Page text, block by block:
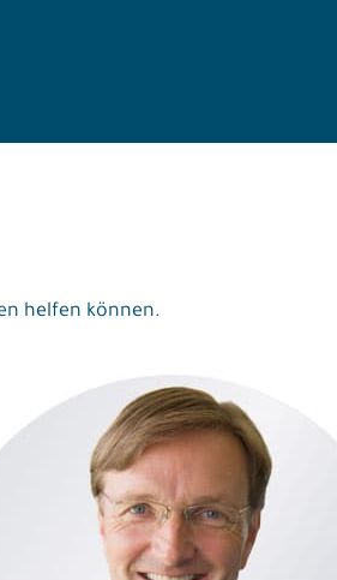
helfen können.